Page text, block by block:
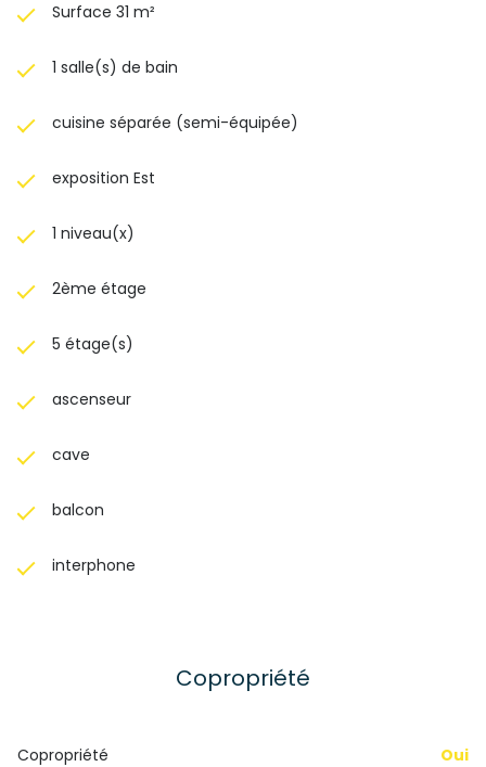
Surface 31 m²
1 salle(s) de bain
cuisine séparée (semi-équipée)
exposition Est
1 niveau(x)
2ème étage
5 étage(s)
ascenseur
cave
balcon
interphone
Copropriété
Copropriété Oui